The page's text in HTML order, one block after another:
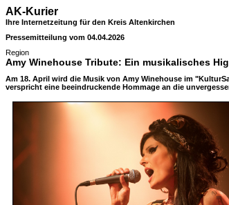
AK-Kurier
Ihre Internetzeitung für den Kreis Altenkirchen
Pressemitteilung vom 04.04.2026
Region
Amy Winehouse Tribute: Ein musikalisches
Am 18. April wird die Musik von Amy Winehouse im
verspricht eine beeindruckende Hommage an die